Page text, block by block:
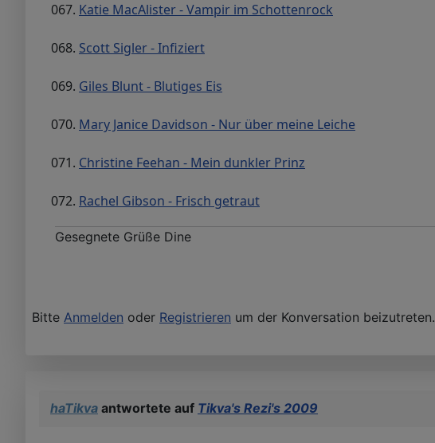
067. Katie MacAlister - Vampir im Schottenrock
068. Scott Sigler - Infiziert
069. Giles Blunt - Blutiges Eis
070. Mary Janice Davidson - Nur über meine Leiche
071. Christine Feehan - Mein dunkler Prinz
072. Rachel Gibson - Frisch getraut
Gesegnete Grüße Dine
Bitte Anmelden oder Registrieren um der Konversation beizutreten.
haTikva antwortete auf Tikva's Rezi's 2009